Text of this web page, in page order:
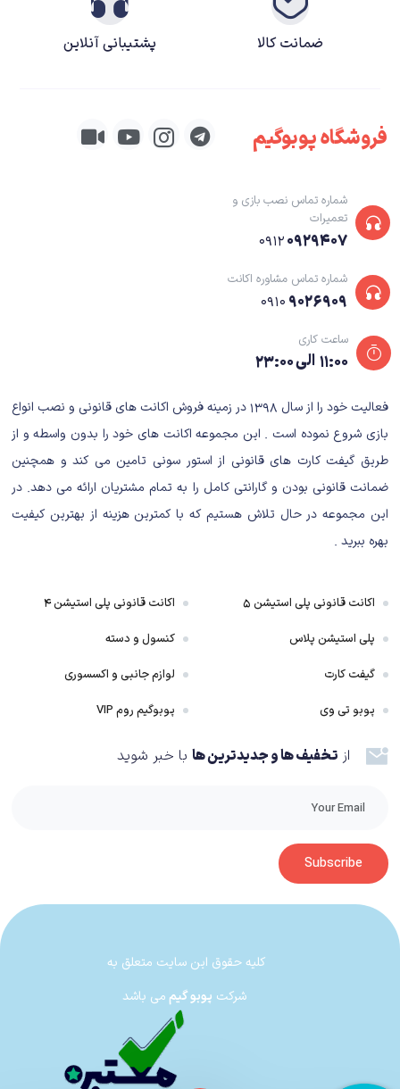
ضمانت کالا پشتیبانی آنلاین
فروشگاه پوبوگیم
شماره تماس نصب بازی و
تعمیرات
۰۹۱۲۰۹۲۹۴۰۷
شماره تماس مشاوره اکانت
۰۹۱۰ ۹۰۲۶۹۰۹
ساعت کاری
۱۱:۰۰ الی ۲۳:۰۰
فعالیت خود را از سال ۱۳۹۸ در زمینه فروش اکانت های قانونی و نصب انواع
بازی شروع نموده است . این مجموعه اکانت های خود را بدون واسطه و از
طریق گیفت کارت های قانونی از استور سونی تامین می کند و همچنین
ضمانت قانونی بودن و گارانتی کامل را به تمام مشتریان ارائه می دهد. در
این مجموعه در حال تلاش هستیم که با کمترین هزینه از بهترین کیفیت
بهره ببرید .
اکانت قانونی پلی استیشن ۵
پلی استیشن پلاس
گیفت کارت
پوبو تی وی
اکانت قانونی پلی استیشن ۴
کنسول و دسته
لوازم جانبی و اکسسوری
پوبوگیم روم VIP
از تخفیف ها و جدیدترین ها با خبر شوید
Subscribe
کلیه حقوق این سایت متعلق به
شرکت پوبو گیممی باشد